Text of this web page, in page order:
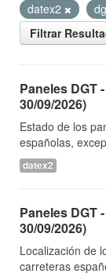
datex2
Filtrar
Paneles DGT
30/09/2026)
Estado de los
españolas,
datex2
Paneles DGT
30/09/2026)
Localización de
carreteras